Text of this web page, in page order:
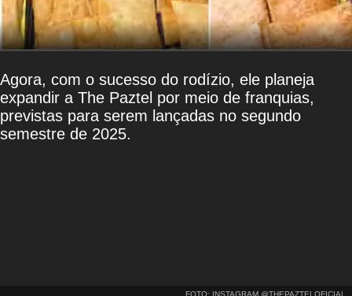
Agora, com o sucesso do rodízio, ele planeja
expandir a The Paztel por meio de franquias,
previstas para serem lançadas no segundo
semestre de 2025.